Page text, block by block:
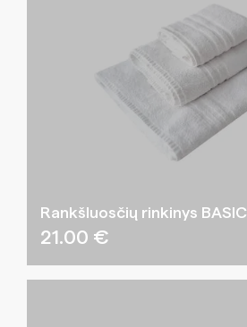
Rankšluosčių rinkinys BASIC
21.00 €